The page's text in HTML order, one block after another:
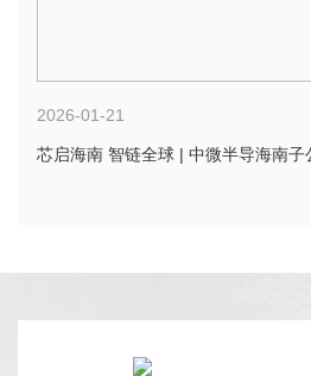
2026-01-21
芯启海南 智链全球 | 中微半导海南